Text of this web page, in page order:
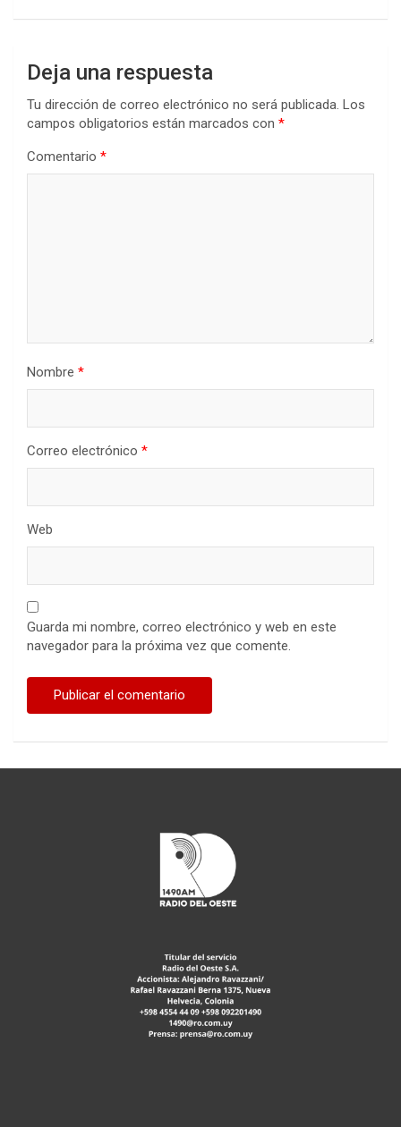
Deja una respuesta
Tu dirección de correo electrónico no será publicada. Los
campos obligatorios están marcados con *
Comentario *
Nombre *
Correo electrónico *
Web
Guarda mi nombre, correo electrónico y web en este
navegador para la próxima vez que comente.